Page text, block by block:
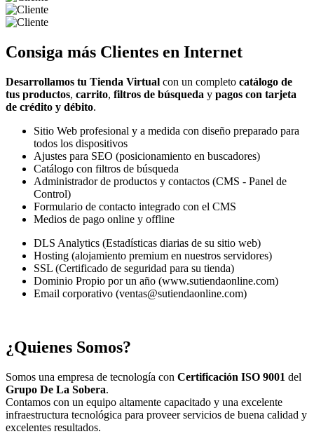
Consiga más Clientes en Internet
Desarrollamos tu Tienda Virtual con un completo catálogo de
tus productos, carrito, filtros de búsqueda y pagos con tarjeta
de crédito y débito.
Sitio Web profesional y a medida con diseño preparado para
todos los dispositivos
Ajustes para SEO (posicionamiento en buscadores)
Catálogo con filtros de búsqueda
Administrador de productos y contactos (CMS - Panel de
Control)
Formulario de contacto integrado con el CMS
Medios de pago online y offline
DLS Analytics (Estadísticas diarias de su sitio web)
Hosting (alojamiento premium en nuestros servidores)
SSL (Certificado de seguridad para su tienda)
Dominio Propio por un año (www.sutiendaonline.com)
Email corporativo (ventas@sutiendaonline.com)
¿Quienes Somos?
Somos una empresa de tecnología con Certificación ISO 9001 del
Grupo De La Sobera.
Contamos con un equipo altamente capacitado y una excelente
infraestructura tecnológica para proveer servicios de buena calidad y
excelentes resultados.